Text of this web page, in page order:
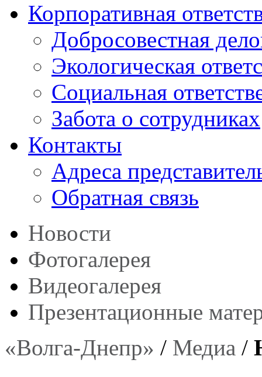
Корпоративная
Добросовестная
Экологическая
Социальная
Забота о сотрудниках
Контакты
Адреса
Обратная связь
Новости
Фотогалерея
Видеогалерея
Презентационные
«Волга-Днепр» / Медиа /